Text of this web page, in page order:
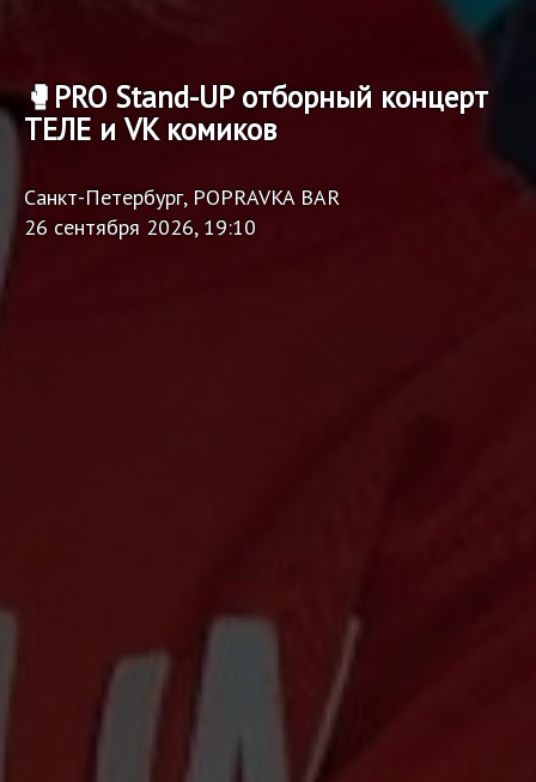
🥊PRO Stand-UP отборный концерт
ТЕЛЕ и VK комиков
Санкт-Петербург, POPRAVKA BAR
26 сентября 2026, 19:10